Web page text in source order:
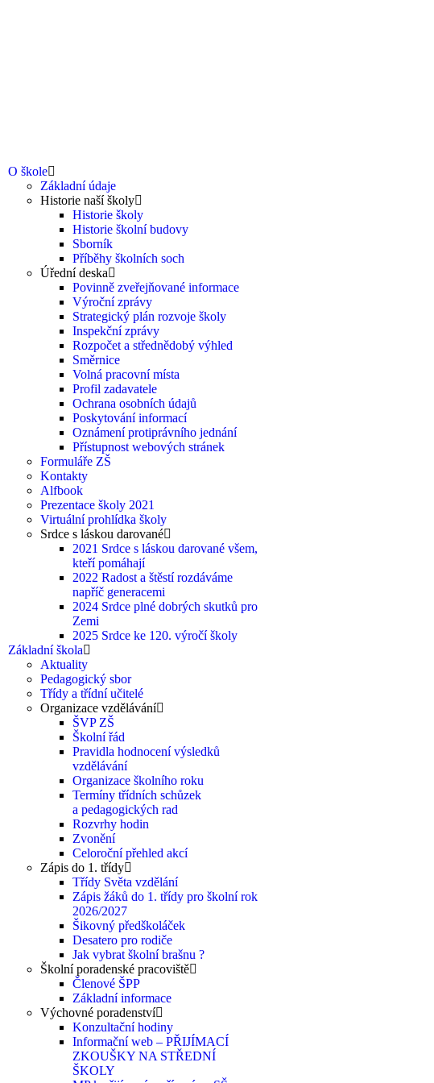
O škole
Základní údaje
Historie naší školy
Historie školy
Historie školní budovy
Sborník
Příběhy školních soch
Úřední deska
Povinně zveřejňované informace
Výroční zprávy
Strategický plán rozvoje školy
Inspekční zprávy
Rozpočet a střednědobý výhled
Směrnice
Volná pracovní místa
Profil zadavatele
Ochrana osobních údajů
Poskytování informací
Oznámení protiprávního jednání
Přístupnost webových stránek
Formuláře ZŠ
Kontakty
Alfbook
Prezentace školy 2021
Virtuální prohlídka školy
Srdce s láskou darované
2021 Srdce s láskou darované všem,
kteří pomáhají
2022 Radost a štěstí rozdáváme
napříč generacemi
2024 Srdce plné dobrých skutků pro
Zemi
2025 Srdce ke 120. výročí školy
Základní škola
Aktuality
Pedagogický sbor
Třídy a třídní učitelé
Organizace vzdělávání
ŠVP ZŠ
Školní řád
Pravidla hodnocení výsledků
vzdělávání
Organizace školního roku
Termíny třídních schůzek
a pedagogických rad
Rozvrhy hodin
Zvonění
Celoroční přehled akcí
Zápis do 1. třídy
Třídy Světa vzdělání
Zápis žáků do 1. třídy pro školní rok
2026/2027
Šikovný předškoláček
Desatero pro rodiče
Jak vybrat školní brašnu ?
Školní poradenské pracoviště
Členové ŠPP
Základní informace
Výchovné poradenství
Konzultační hodiny
Informační web – PŘIJÍMACÍ
ZKOUŠKY NA STŘEDNÍ
ŠKOLY